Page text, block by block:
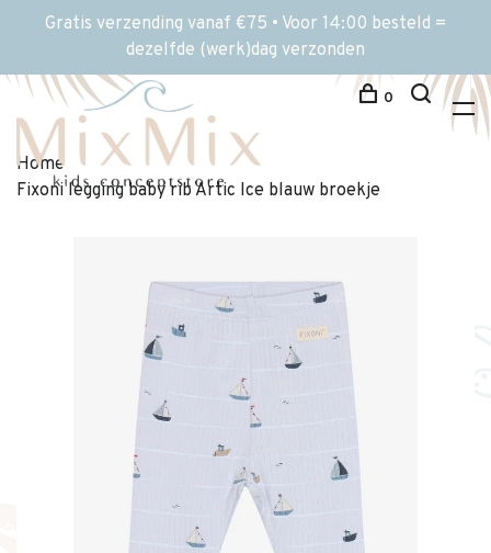
Gratis verzending vanaf €75 • Voor 14:00 besteld =
dezelfde (werk)dag verzonden
0
Home
Fixoni legging baby rib Artic Ice blauw broekje